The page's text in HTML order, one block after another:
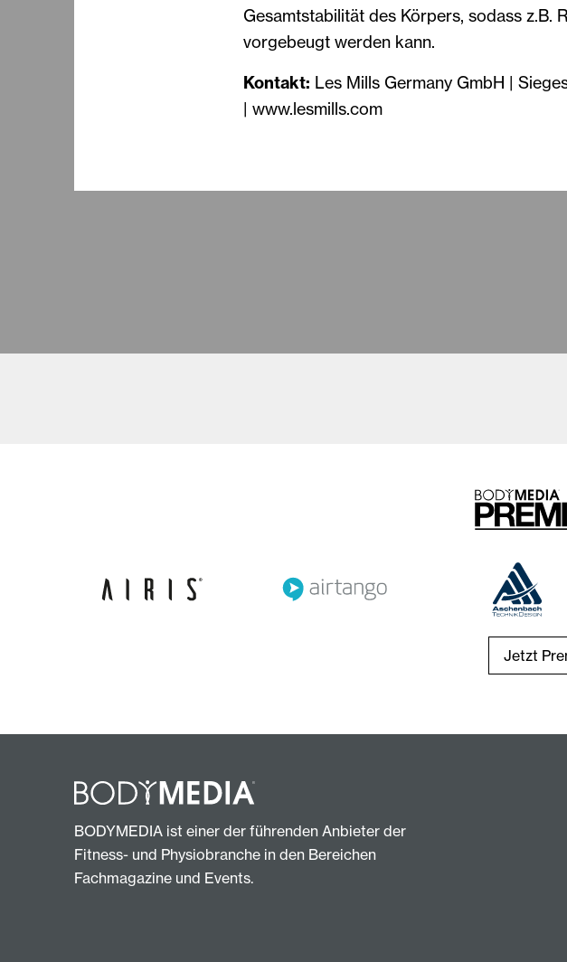
Gesamtstabilität des Körpers, sodass z.B.
vorgebeugt werden kann.
Kontakt: Les Mills Germany GmbH |
| www.lesmills.com
Jetzt
BODYMEDIA ist einer der führenden Anbieter der
Fitness- und Physiobranche in den Bereichen
Fachmagazine und Events.